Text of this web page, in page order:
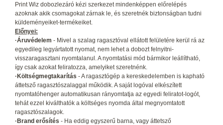
Print Wiz dobozlezáró kézi szerkezet mindenképpen előrelépés
azoknak akik csomagokat zárnak le, és szeretnék biztonságban tudni
küldeményeiket-termékeiket.
Előnyei:
·Áruvédelem - Mivel a szalag ragasztóval ellátott felületére kerül rá az
egyedileg legyártatott nyomat, nem lehet a dobozt felnyitni-
visszaragasztani nyomtalanul. A nyomtatási mód bármikor leállítható,
így csak azokat feliratozza, amelyiket szeretnénk.
·Költségmegtakarítás - A ragasztógép a kereskedelemben is kapható
áttetsző ragasztószalaggal működik. A saját logóval elkészített
nyomtatóhenger automatikusan rányomtatja az egyedi feliratot-logót,
tehát ezzel kiválthatók a költséges nyomda által megnyomtatott
ragasztószalagok.
·Brand erősítés - Ha eddig egyszerű barna, vagy áttetsző